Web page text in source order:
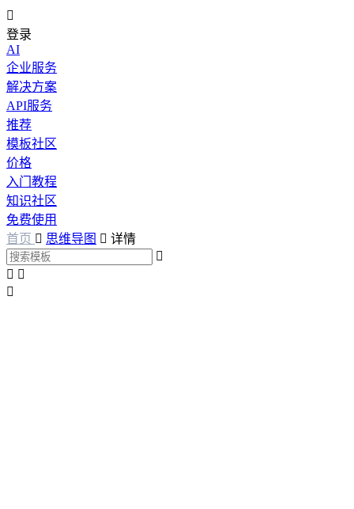

登录
AI
企业服务
解决方案
API服务
推荐
模板社区
价格
入门教程
知识社区
免费使用
首页  思维导图  详情

 
